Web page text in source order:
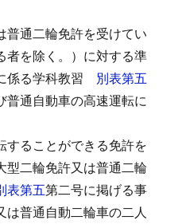
普通二輪免許を受けてい
者を除く。）に対する準
係る学科教習
別表第五
普通自動車の高速運転に
することができる免許を
型二輪免許又は普通二輪
表第五第二号に掲げる事
は普通自動二輪車の二人